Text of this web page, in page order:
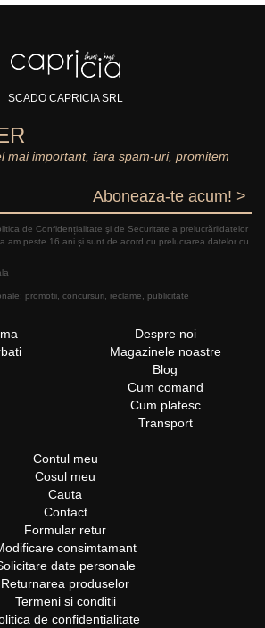
SCADO CAPRICIA SRL
mai important, fara spam-uri, promitem
Aboneaza-te acum! >
de Confidențialitate şi de Securitate a prelucrăriidatelor
am peste 16 ani și sunt de acord cu prelucrarea datelor cu
promotii, concursuri, reclame, publicitate
Despre noi
Magazinele noastre
Blog
Cum comand
Cum platesc
Transport
Contul meu
Cosul meu
Cauta
Contact
Formular retur
consimtamant
date personale
Returnarea produselor
Termeni si conditii
de confidentialitate